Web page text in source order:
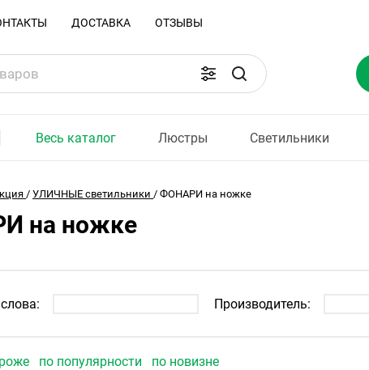
ДОСТАВКА ОТЗЫВЫ
Весь каталог Люстры Светильники
/ УЛИЧНЫЕ светильники / ФОНАРИ на ножке
на ножке
Производитель:
по популярности по новизне